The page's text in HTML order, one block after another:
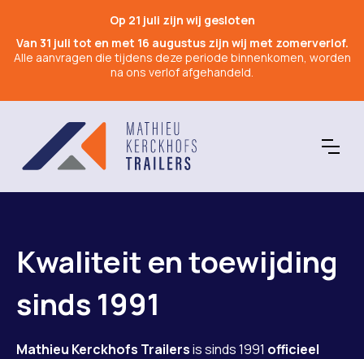
Op 21 juli zijn wij gesloten
Van 31 juli tot en met 16 augustus zijn wij met zomerverlof.
Alle aanvragen die tijdens deze periode binnenkomen, worden
na ons verlof afgehandeld.
Kwaliteit en toewijding
sinds 1991
Mathieu Kerckhofs Trailersis sinds 1991 officieel